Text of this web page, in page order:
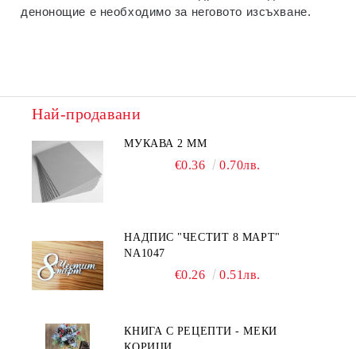
денонощие е необходимо за неговото изсъхване.
Най-продавани
МУКАВА 2 ММ
€0.36 0.70лв.
НАДПИС "ЧЕСТИТ 8 МАРТ"
NA1047
€0.26 0.51лв.
КНИГА С РЕЦЕПТИ - МЕКИ